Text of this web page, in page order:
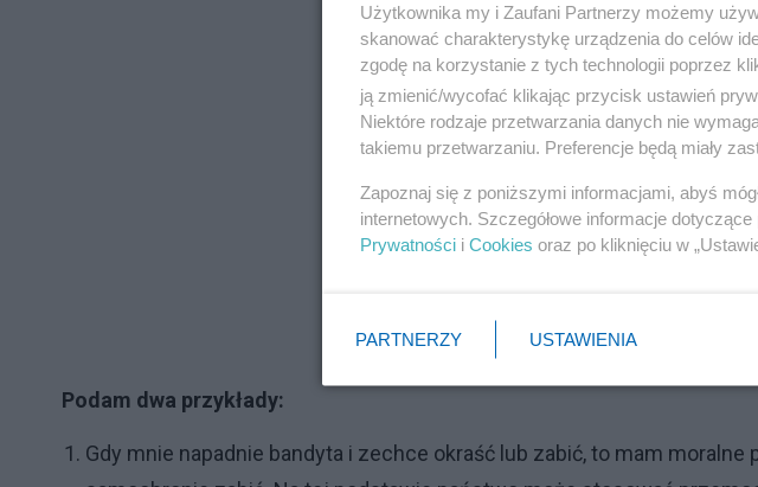
Podam dwa przykłady:
Gdy mnie napadnie bandyta i zechce okraść lub zabić, to mam moralne
Użytkownika my i Zaufani Partnerzy możemy
skanować charakterystykę urządzenia do celów
zgodę na korzystanie z tych technologii poprzez
ją zmienić/wycofać klikając przycisk ustawień
Niektóre rodzaje przetwarzania danych nie
takiemu przetwarzaniu. Preferencje będą miały
Zapoznaj się z poniższymi informacjami, abyś
internetowych. Szczegółowe informacje
Prywatności i Cookies oraz po kliknięciu w
PARTNERZY USTAWIENIA